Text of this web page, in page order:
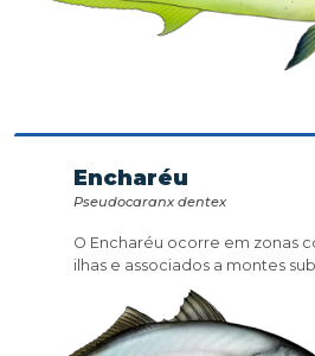
Encharéu
Pseudocaranx dentex
O Encharéu ocorre em zonas
ilhas e associados a montes